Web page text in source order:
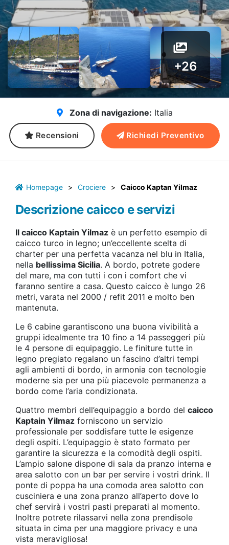
+26
Zona di navigazione: Italia
Recensioni Richiedi Preventivo
Homepage > Crociere > Caicco Kaptan Yilmaz
Descrizione caicco e servizi
Il caicco Kaptain Yilmaz è un perfetto esempio di
caicco turco in legno; un’eccellente scelta di
charter per una perfetta vacanza nel blu in Italia,
nella bellissima Sicilia. A bordo, potrete godere
del mare, ma con tutti i con i comfort che vi
faranno sentire a casa. Questo caicco è lungo 26
metri, varata nel 2000 / refit 2011 e molto ben
mantenuta.
Le 6 cabine garantiscono una buona vivibilità a
gruppi idealmente tra 10 fino a 14 passeggeri più
le 4 persone di equipaggio. Le finiture tutte in
legno pregiato regalano un fascino d’altri tempi
agli ambienti di bordo, in armonia con tecnologie
moderne sia per una più piacevole permanenza a
bordo come l’aria condizionata.
Quattro membri dell’equipaggio a bordo del caicco
Kaptain Yilmaz forniscono un servizio
professionale per soddisfare tutte le esigenze
degli ospiti. L’equipaggio è stato formato per
garantire la sicurezza e la comodità degli ospiti.
L’ampio salone dispone di sala da pranzo interna e
area salotto con un bar per servire i vostri drink. Il
ponte di poppa ha una comoda area salotto con
cusciniera e una zona pranzo all’aperto dove lo
chef servirà i vostri pasti preparati al momento.
Inoltre potrete rilassarvi nella zona prendisole
situata in cima per una maggiore privacy e una
vista meravigliosa!